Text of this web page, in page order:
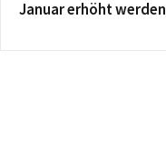
Januar erhöht werden